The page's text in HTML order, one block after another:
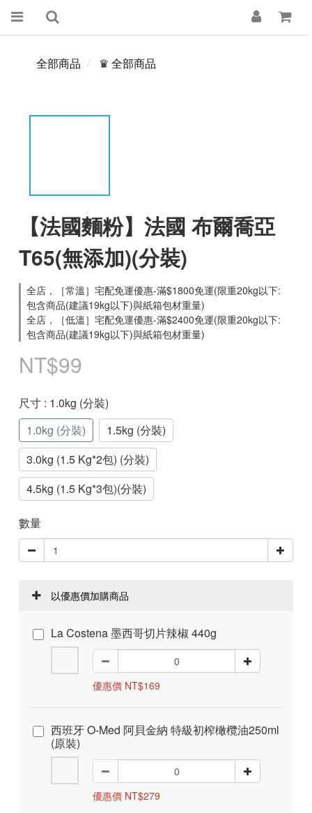
全部商品 ♛ 全部商品
【法國麵粉】法國 布爾喬亞
T65(無添加)(分裝)
全店，［常溫］宅配免運優惠-滿$1800免運(限重20kg以下:
包含商品(建議19kg以下)與紙箱包材重量)
全店，［低溫］宅配免運優惠-滿$2400免運(限重20kg以下:
包含商品(建議19kg以下)與紙箱包材重量)
NT$99
尺寸 : 1.0kg (分裝)
1.0kg (分裝)
1.5kg (分裝)
3.0kg (1.5 Kg*2包) (分裝)
4.5kg (1.5 Kg*3包)(分裝)
數量
以優惠價加購商品
La Costena 墨西哥切片辣椒 440g
優惠價 NT$169
西班牙 O-Med 阿貝金納 特級初榨橄欖油250ml
(原裝)
優惠價 NT$279